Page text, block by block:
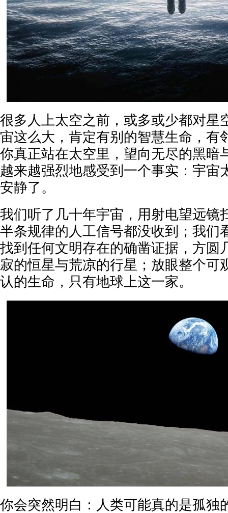
很多人上太空之前，或多或少都对星
宙这么大，肯定有别的智慧生命，有
你真正站在太空里，望向无尽的黑暗
越来越强烈地感受到一个事实：宇宙
安静了。
我们听了几十年宇宙，用射电望远镜
半条规律的人工信号都没收到；我们
找到任何文明存在的确凿证据，方圆
寂的恒星与荒凉的行星；放眼整个可
认的生命，只有地球上这一家。
你会突然明白：人类可能真的是孤独